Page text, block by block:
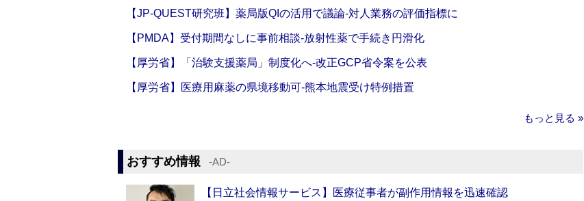
【JP-QUEST研究班】薬局版QIの活用で議論‐対人業務の評価指標に
【PMDA】受付期間なしに事前相談‐放射性薬で手続き円滑化
【厚労省】「治験支援薬局」制度化へ‐改正GCP省令案を公表
【厚労省】医療用麻薬の県境移動可‐熊本地震受け特例措置
もっと見る »
おすすめ情報 ‐AD‐
【日立社会情報サービス】医療従事者が副作用情報を迅速確認